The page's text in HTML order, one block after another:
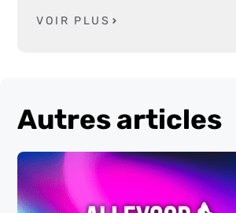
VOIR PLUS
Autres articles